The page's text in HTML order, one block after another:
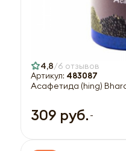
4,8 6 отзывов
Артикул: 483087
Асафетида (hing)
309 руб. -